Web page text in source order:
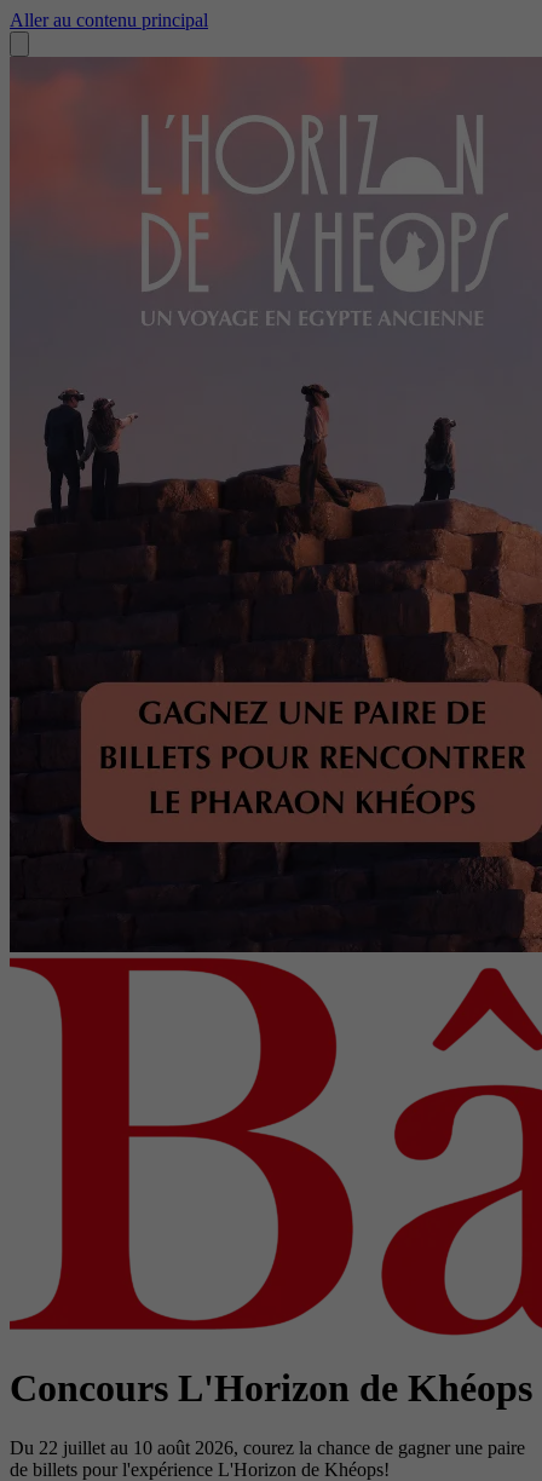
Aller au contenu principal
Concours L'Horizon de Khéops
Du 22 juillet au 10 août 2026, courez la chance de gagner une paire
de billets pour l'expérience L'Horizon de Khéops!